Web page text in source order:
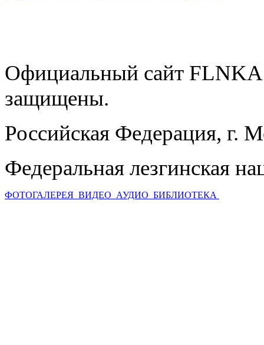
Официальный сайт
защищены.
Российская Федерация, г.
Федеральная лезгинская
ФОТОГАЛЕРЕЯ ВИДЕО АУДИО БИБЛИОТЕКА